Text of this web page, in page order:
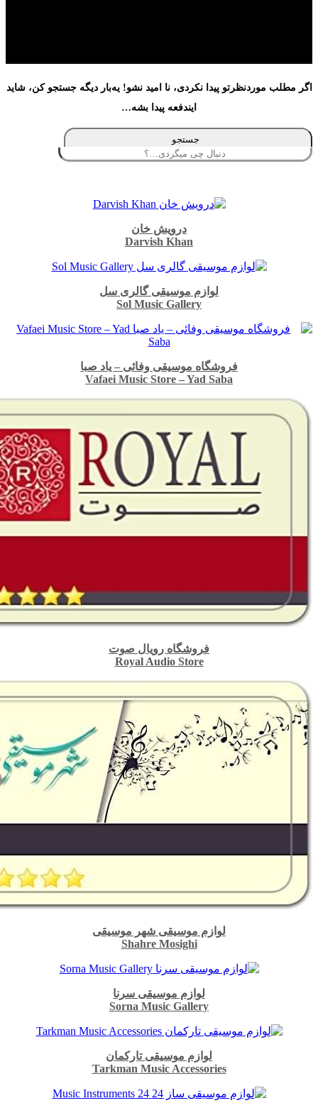
پیدا نکردی، نا امید نشو! یه‌بار دیگه جستجو کن، شاید
ایندفعه پیدا بشه…
Darvish Khan
لوازم موسیقی گالری سل
Sol Music Gallery
فروشگاه موسیقی وفائی – یاد صبا
Vafaei Music Store – Yad Saba
فروشگاه رویال صوت
Royal Audio Store
لوازم موسیقی شهر موسیقی
Shahre Mosighi
لوازم موسیقی سرنا
Sorna Music Gallery
لوازم موسیقی تارکمان
Tarkman Music Accessories